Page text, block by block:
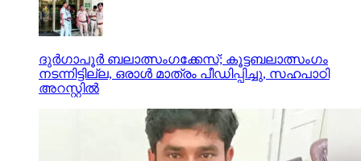
ദുര്‍ഗാപൂര്‍ ബലാത്സംഗക്കേസ്; കൂട്ടബലാത്സംഗം
നടന്നിട്ടില്ല, ഒരാള്‍ മാത്രം പീഡിപ്പിച്ചു, സഹപാഠി
അറസ്റ്റില്‍